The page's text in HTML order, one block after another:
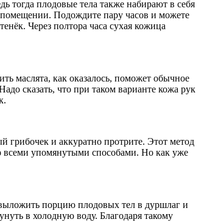
тогда плодовые тела также набирают в себя
Подождите пару часов и можете
Через полтора часа сухая кожица
маслята, как оказалось, поможет обычное
сказать, что при таком варианте кожа рук
грибочек и аккуратно протрите. Этот метод
всеми упомянутыми способами. Но как уже
порцию плодовых тел в дуршлаг и
в холодную воду. Благодаря такому